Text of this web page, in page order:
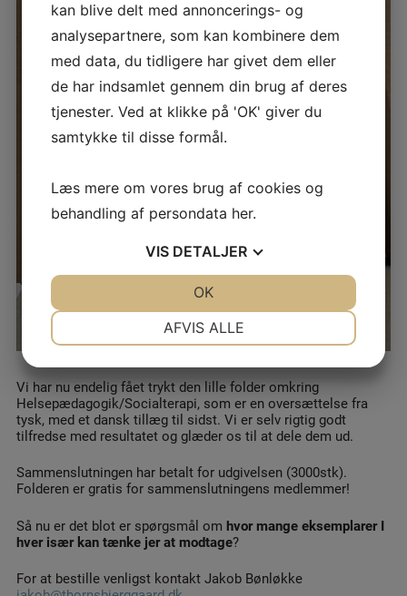
Vi har nu endelig fået trykt den lille folder omkring
Helsepædagogik/Socialterapi, som er en oversættelse fra
tysk, med et dansk tillæg til sidst. Vi er selv rigtig godt
tilfredse med resultatet og glæder os til at dele dem ud.
Sammenslutningen har betalt for udgivelsen (3000stk).
Folderen er gratis for sammenslutningens medlemmer!
Så nu er det blot er spørgsmål om hvor mange eksemplarer I
hver især kan tænke jer at modtage?
For at bestille venligst kontakt Jakob Bønløkke
kan blive delt med annoncerings- og
analysepartnere, som kan kombinere dem
med data, du tidligere har givet dem eller
de har indsamlet gennem din brug af deres
tjenester. Ved at klikke på 'OK' giver du
samtykke til disse formål.
Læs mere om vores brug af cookies og
behandling af persondata her.
VIS DETALJER
MARKETING STATISTIK
AFVIS ALLE
OK